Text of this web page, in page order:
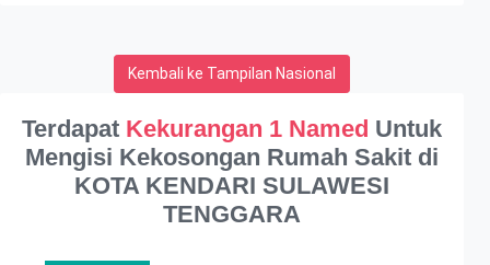
Kembali ke Tampilan Nasional
Terdapat Kekurangan 1 Named Untuk
Mengisi Kekosongan Rumah Sakit di
KOTA KENDARI SULAWESI
TENGGARA